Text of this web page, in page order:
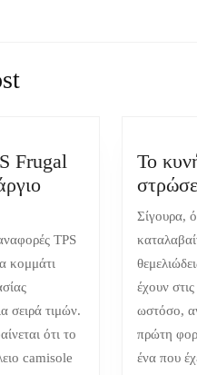
Frugal
TPS
κομμάτι
σειρά τιμών.
ότι το
camisole
Το
Σίγουρα,
έχουν
ωστόσο,
πρώτη
ένα που